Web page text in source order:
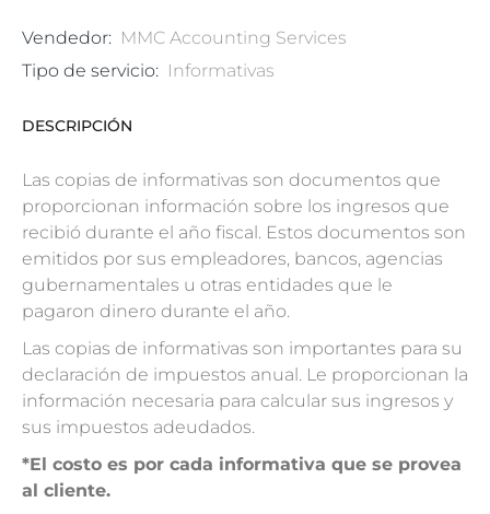
Vendedor: MMC Accounting Services
Tipo de servicio: Informativas
DESCRIPCIÓN
Las copias de informativas son documentos que
proporcionan información sobre los ingresos que
recibió durante el año fiscal. Estos documentos son
emitidos por sus empleadores, bancos, agencias
gubernamentales u otras entidades que le
pagaron dinero durante el año.
Las copias de informativas son importantes para su
declaración de impuestos anual. Le proporcionan la
información necesaria para calcular sus ingresos y
sus impuestos adeudados.
*El costo es por cada informativa que se provea
al cliente.